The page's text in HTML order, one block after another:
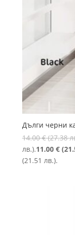
Дълги черни
14.00€ (27.38
лв.).11.00 €
(21.51 лв.).